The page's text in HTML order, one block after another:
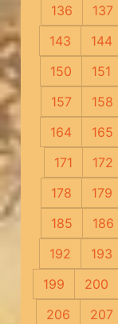
136
137
143
144
150
151
157
158
164
165
171
172
178
179
185
186
192
193
199
200
206
207